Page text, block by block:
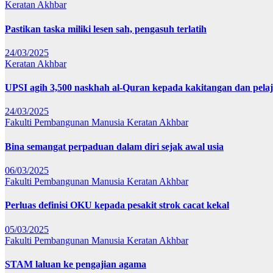
Keratan Akhbar
Pastikan taska miliki lesen sah, pengasuh terlatih
24/03/2025
Keratan Akhbar
UPSI agih 3,500 naskhah al-Quran kepada kakitangan dan
24/03/2025
Fakulti Pembangunan Manusia Keratan Akhbar
Bina semangat perpaduan dalam diri sejak awal usia
06/03/2025
Fakulti Pembangunan Manusia Keratan Akhbar
Perluas definisi OKU kepada pesakit strok cacat kekal
05/03/2025
Fakulti Pembangunan Manusia Keratan Akhbar
STAM laluan ke pengajian agama